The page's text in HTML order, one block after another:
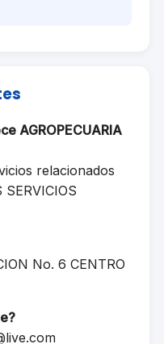
AGROPECUARIA
relacionados
No. 6 CENTRO